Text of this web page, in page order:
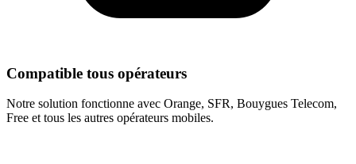
Compatible tous opérateurs
Notre solution fonctionne avec Orange, SFR, Bouygues Telecom,
Free et tous les autres opérateurs mobiles.